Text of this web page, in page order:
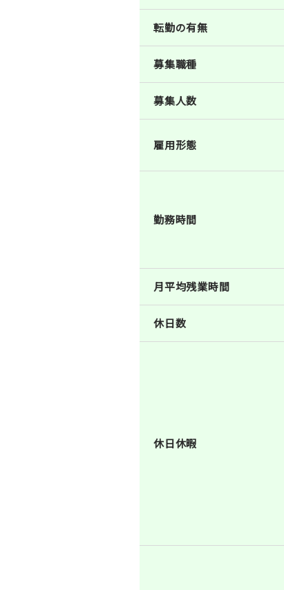
転勤の有無
募集職種
募集人数
雇用形態
勤務時間
月平均残業時間
休日数
休日休暇